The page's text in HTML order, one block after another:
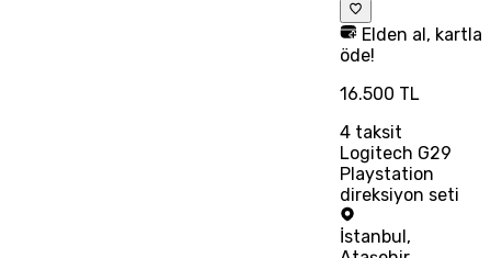
Elden al, kartla
öde!
16.500 TL
4taksit
Logitech G29
Playstation
direksiyon seti
İstanbul,